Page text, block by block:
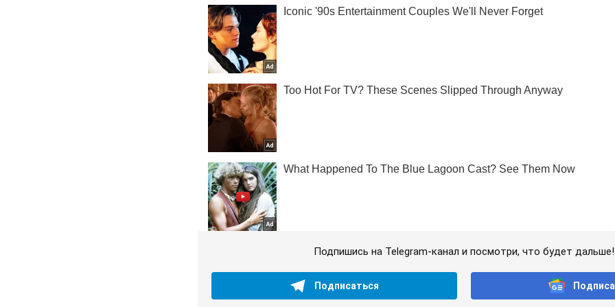
Подпишись на Telegram-канал и посмотри, что будет дальше!
Подписаться